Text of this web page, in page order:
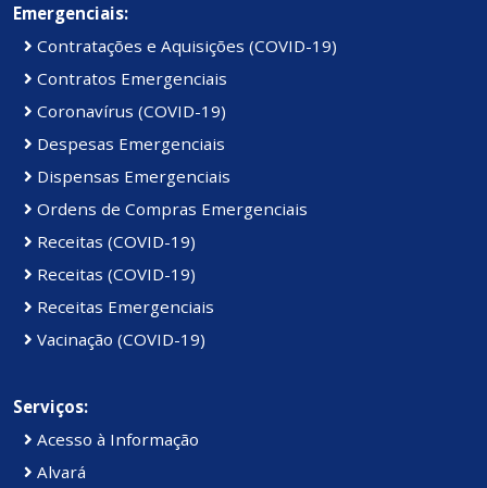
Emergenciais:
Contratações e Aquisições (COVID-19)
Contratos Emergenciais
Coronavírus (COVID-19)
Despesas Emergenciais
Dispensas Emergenciais
Ordens de Compras Emergenciais
Receitas (COVID-19)
Receitas (COVID-19)
Receitas Emergenciais
Vacinação (COVID-19)
Serviços:
Acesso à Informação
Alvará